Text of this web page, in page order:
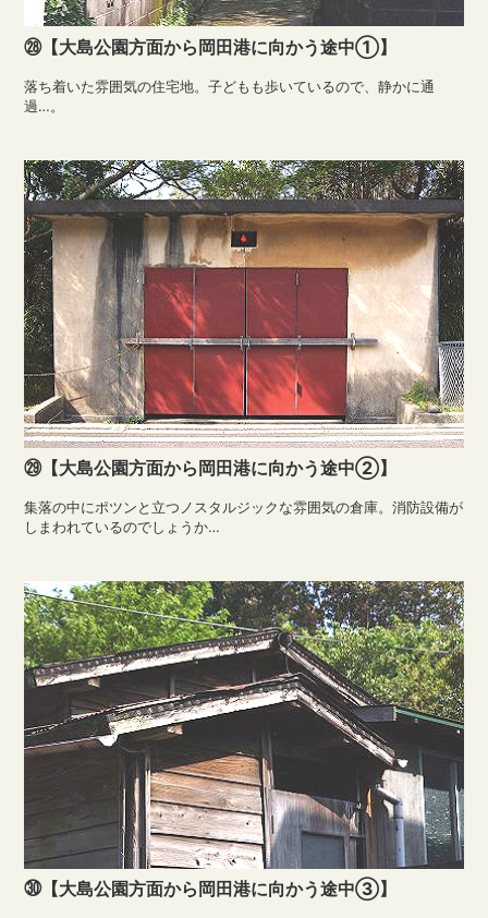
㉘【大島公園方面から岡田港に向かう途中①】
落ち着いた雰囲気の住宅地。子どもも歩いているので、静かに通
過…。
㉙【大島公園方面から岡田港に向かう途中②】
集落の中にポツンと立つノスタルジックな雰囲気の倉庫。消防設備が
しまわれているのでしょうか…
㉚【大島公園方面から岡田港に向かう途中③】